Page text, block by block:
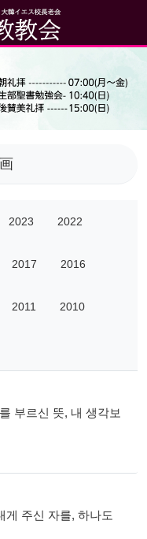
2023 2022
2017 2016
2011 2010
부르신 뜻, 내 생각보
게 주신 자를, 하나도